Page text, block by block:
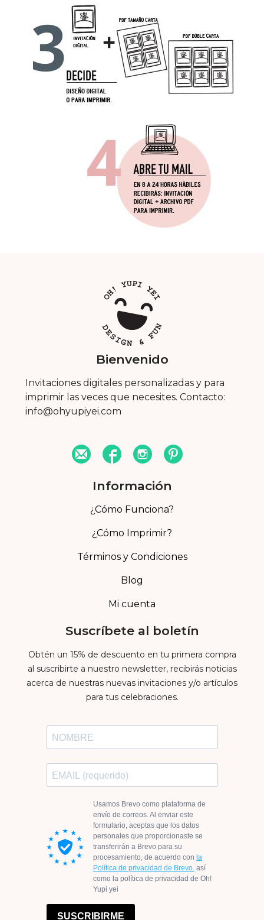
Bienvenido
Invitaciones digitales personalizadas y para
imprimir las veces que necesites. Contacto:
info@ohyupiyei.com
Información
¿Cómo Funciona?
¿Cómo Imprimir?
Términos y Condiciones
Blog
Mi cuenta
Suscríbete al boletín
Obtén un 15% de descuento en tu primera compra
al suscribirte a nuestro newsletter, recibirás noticias
acerca de nuestras nuevas invitaciones y/o artículos
para tus celebraciones.